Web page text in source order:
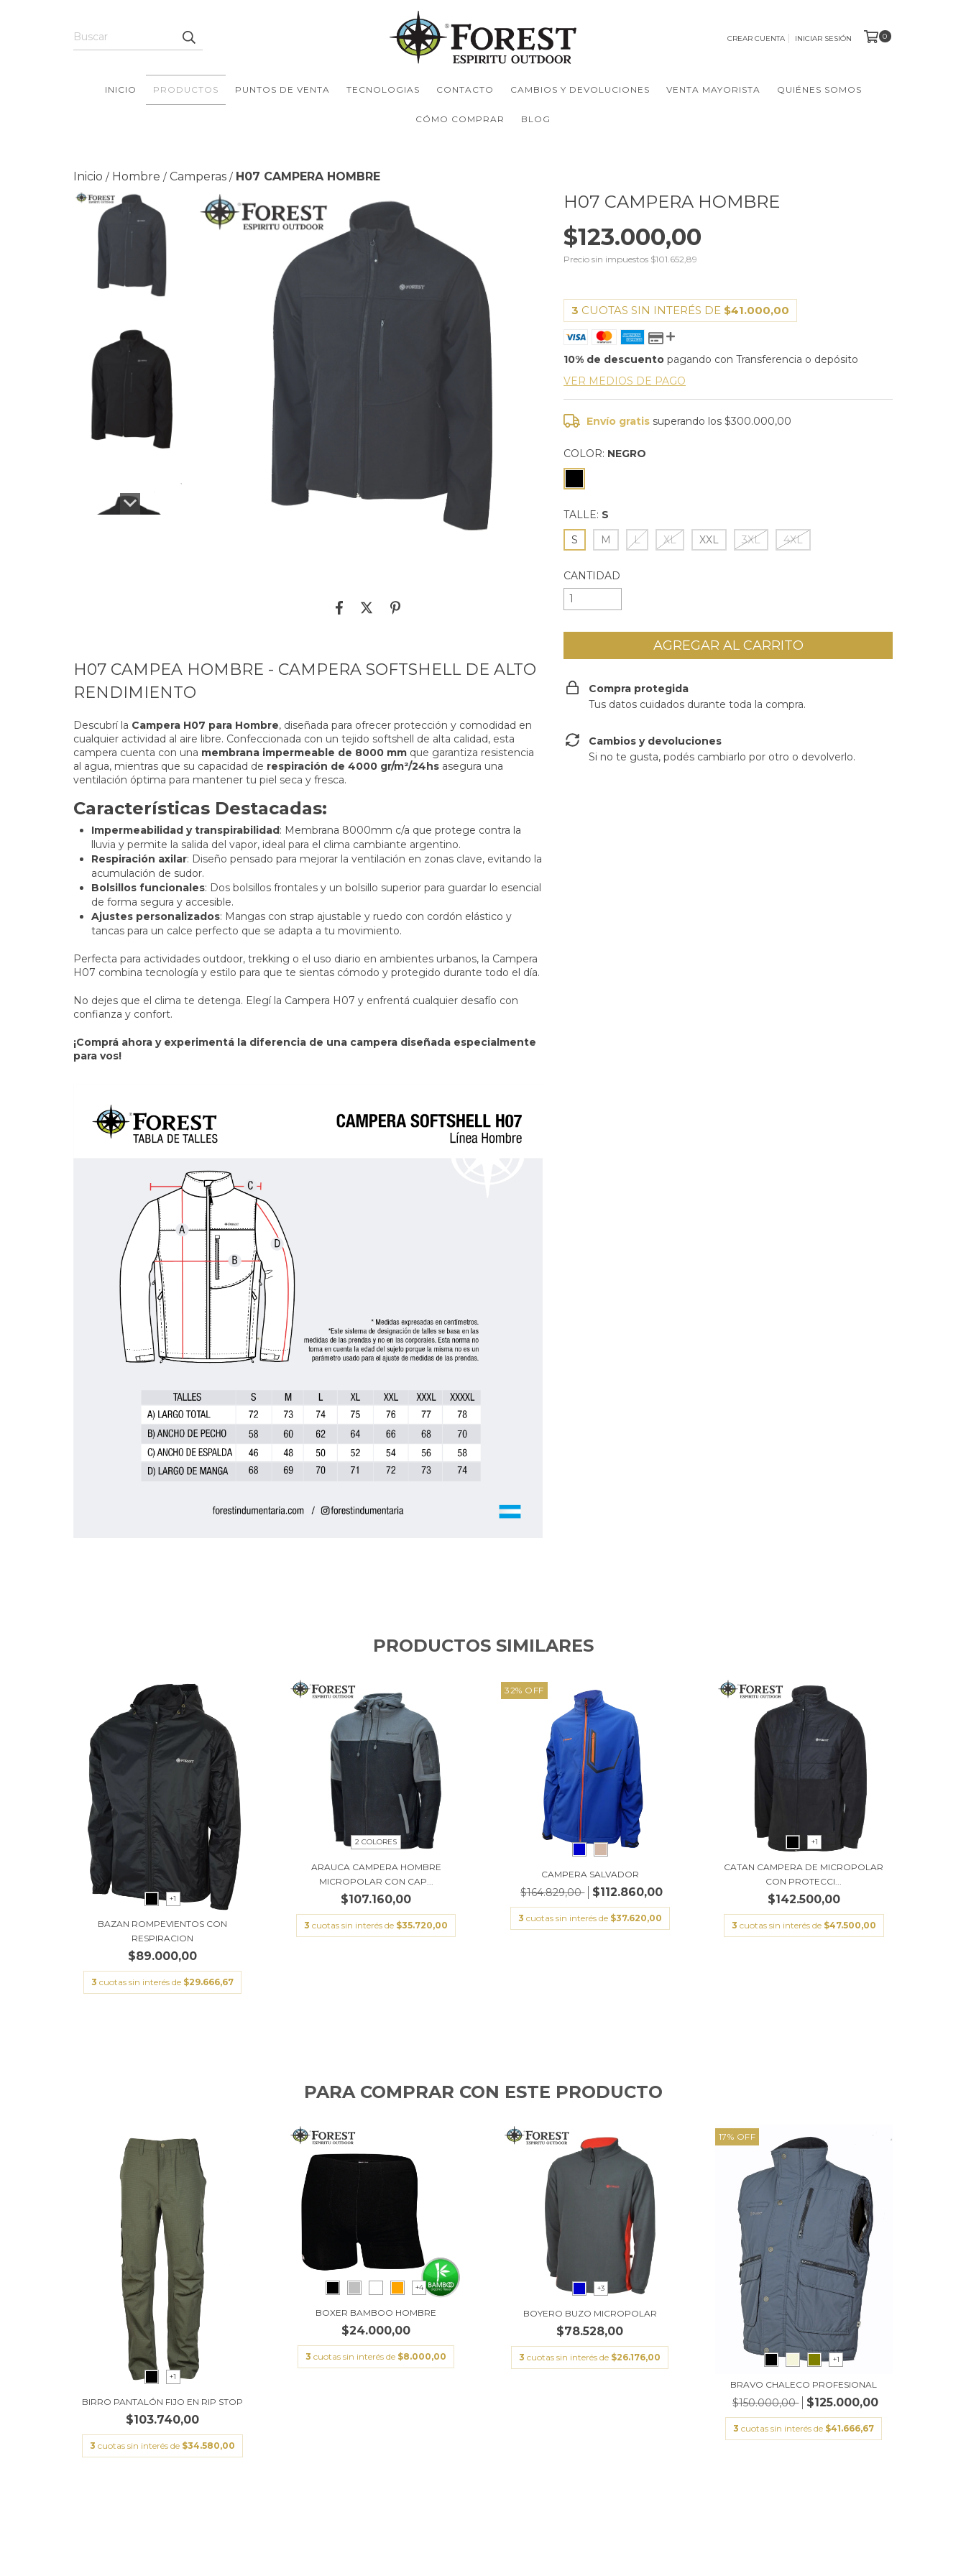
CREAR CUENTA INICIAR SESIÓN 0
INICIO PRODUCTOS PUNTOS DE VENTA TECNOLOGIAS CONTACTO CAMBIOS Y DEVOLUCIONES VENTA MAYORISTA QUIÉNES SOMOS
CÓMO COMPRAR BLOG
Inicio / Hombre / Camperas / H07 CAMPERA HOMBRE
H07 CAMPEA HOMBRE - CAMPERA SOFTSHELL DE ALTO
RENDIMIENTO
Descubrí la Campera H07 para Hombre, diseñada para ofrecer protección y comodidad en
cualquier actividad al aire libre. Confeccionada con un tejido softshell de alta calidad, esta
campera cuenta con una membrana impermeable de 8000 mm que garantiza resistencia
al agua, mientras que su capacidad de respiración de 4000 gr/m²/24hs asegura una
ventilación óptima para mantener tu piel seca y fresca.
Características Destacadas:
Impermeabilidad y transpirabilidad: Membrana 8000mm c/a que protege contra la
lluvia y permite la salida del vapor, ideal para el clima cambiante argentino.
Respiración axilar: Diseño pensado para mejorar la ventilación en zonas clave, evitando la
acumulación de sudor.
Bolsillos funcionales: Dos bolsillos frontales y un bolsillo superior para guardar lo esencial
de forma segura y accesible.
Ajustes personalizados: Mangas con strap ajustable y ruedo con cordón elástico y
tancas para un calce perfecto que se adapta a tu movimiento.
Perfecta para actividades outdoor, trekking o el uso diario en ambientes urbanos, la Campera
H07 combina tecnología y estilo para que te sientas cómodo y protegido durante todo el día.
No dejes que el clima te detenga. Elegí la Campera H07 y enfrentá cualquier desafío con
confianza y confort.
¡Comprá ahora y experimentá la diferencia de una campera diseñada especialmente
para vos!
H07 CAMPERA HOMBRE
$123.000,00
Precio sin impuestos $101.652,89
3 CUOTAS SIN INTERÉS DE $41.000,00
10% de descuento pagando con Transferencia o depósito
VER MEDIOS DE PAGO
Envío gratis superando los$300.000,00
COLOR: NEGRO
TALLE: S
S
M L XL XXL 3XL 4XL
CANTIDAD
Compra protegida
Tus datos cuidados durante toda la compra.
Cambios y devoluciones
Si no te gusta, podés cambiarlo por otro o devolverlo.
PRODUCTOS SIMILARES
+1
BAZAN ROMPEVIENTOS CON
RESPIRACION
$89.000,00
3 cuotas sin interés de $29.666,67
2 COLORES
ARAUCA CAMPERA HOMBRE
MICROPOLAR CON CAP...
$107.160,00
3 cuotas sin interés de $35.720,00
32% OFF
CAMPERA SALVADOR
$164.829,00 $112.860,00
3 cuotas sin interés de $37.620,00
+1
CATAN CAMPERA DE MICROPOLAR
CON PROTECCI...
$142.500,00
3 cuotas sin interés de $47.500,00
PARA COMPRAR CON ESTE PRODUCTO
+1
BIRRO PANTALÓN FIJO EN RIP STOP
$103.740,00
3 cuotas sin interés de $34.580,00
+4
BOXER BAMBOO HOMBRE
$24.000,00
3 cuotas sin interés de $8.000,00
+3
BOYERO BUZO MICROPOLAR
$78.528,00
3 cuotas sin interés de $26.176,00
17% OFF
+1
BRAVO CHALECO PROFESIONAL
$150.000,00 $125.000,00
3 cuotas sin interés de $41.666,67